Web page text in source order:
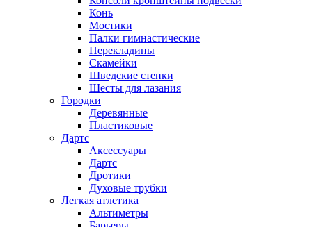
Конь
Мостики
Палки гимнастические
Перекладины
Скамейки
Шведские стенки
Шесты для лазания
Городки
Деревянные
Пластиковые
Дартс
Аксессуары
Дартс
Дротики
Духовые трубки
Легкая атлетика
Альтиметры